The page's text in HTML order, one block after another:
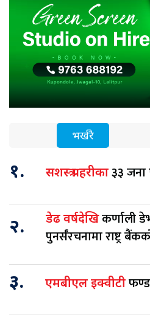
भर्खरै
१. सशस्त्र प्रहरीका३३
२. डेढ वर्षदेखिकर्णाली
पुनर्संरचनामा राष्ट्र
३. एमबीएल इक्वीटी